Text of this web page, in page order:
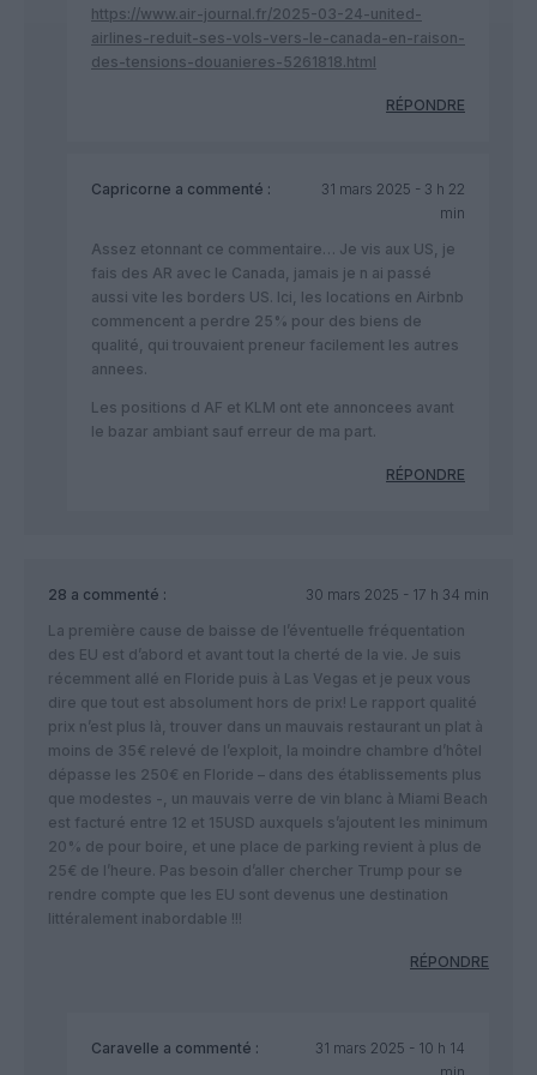
https://www.air-journal.fr/2025-03-24-united-
airlines-reduit-ses-vols-vers-le-canada-en-raison-
des-tensions-douanieres-5261818.html
RÉPONDRE
Capricorne a commenté :
31 mars 2025 - 3 h 22
min
Assez etonnant ce commentaire… Je vis aux US, je
fais des AR avec le Canada, jamais je n ai passé
aussi vite les borders US. Ici, les locations en Airbnb
commencent a perdre 25% pour des biens de
qualité, qui trouvaient preneur facilement les autres
annees.
Les positions d AF et KLM ont ete annoncees avant
le bazar ambiant sauf erreur de ma part.
RÉPONDRE
28 a commenté :
30 mars 2025 - 17 h 34 min
La première cause de baisse de l’éventuelle fréquentation
des EU est d’abord et avant tout la cherté de la vie. Je suis
récemment allé en Floride puis à Las Vegas et je peux vous
dire que tout est absolument hors de prix! Le rapport qualité
prix n’est plus là, trouver dans un mauvais restaurant un plat à
moins de 35€ relevé de l’exploit, la moindre chambre d’hôtel
dépasse les 250€ en Floride – dans des établissements plus
que modestes -, un mauvais verre de vin blanc à Miami Beach
est facturé entre 12 et 15USD auxquels s’ajoutent les minimum
20% de pour boire, et une place de parking revient à plus de
25€ de l’heure. Pas besoin d’aller chercher Trump pour se
rendre compte que les EU sont devenus une destination
littéralement inabordable !!!
RÉPONDRE
Caravelle a commenté :
31 mars 2025 - 10 h 14